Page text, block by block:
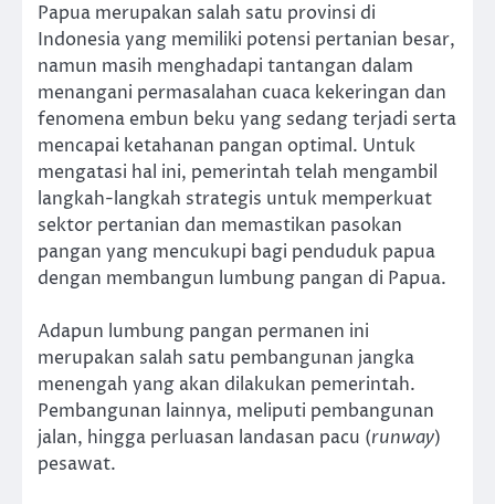
Papua merupakan salah satu provinsi di
Indonesia yang memiliki potensi pertanian besar,
namun masih menghadapi tantangan dalam
menangani permasalahan cuaca kekeringan dan
fenomena embun beku yang sedang terjadi serta
mencapai ketahanan pangan optimal. Untuk
mengatasi hal ini, pemerintah telah mengambil
langkah-langkah strategis untuk memperkuat
sektor pertanian dan memastikan pasokan
pangan yang mencukupi bagi penduduk papua
dengan membangun lumbung pangan di Papua.
Adapun lumbung pangan permanen ini
merupakan salah satu pembangunan jangka
menengah yang akan dilakukan pemerintah.
Pembangunan lainnya, meliputi pembangunan
jalan, hingga perluasan landasan pacu (runway)
pesawat.